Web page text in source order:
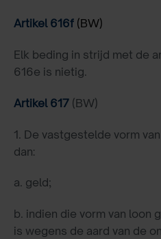
Artikel 616f (BW)
Elk beding in strijd met de
616e is nietig.
Artikel 617 (BW)
1. De vastgestelde vorm
dan:
a. geld;
b. indien die vorm van loon
is wegens de aard van de